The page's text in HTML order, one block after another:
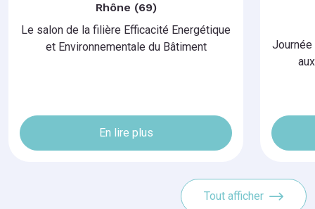
Rhône (69)
Le salon de la filière Efficacité Energétique
et Environnementale du Bâtiment
En lire plus
Tout afficher